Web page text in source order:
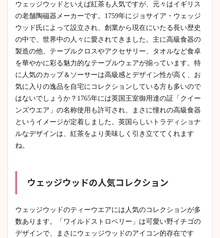
ウェッジウッドといえば紅茶も人気ですが、元々はイギリス
の老舗陶磁器メーカーです。1759年にジョサイア・ウェッジ
ウッド氏によって設立され、創業から現在にいたる長い歴史
の中で、世界中の人々に愛されてきました。主に高級食器の
製造の他、テーブルクロスやアクセサリー、タオルなど食卓
を華やかに彩る魅力的なテーブルウェアが揃っています。特
に人気のカップ＆ソーサーは高級感とデザイン性が高く、お
気に入りの逸品を自宅にコレクションしている方も多いので
はないでしょうか？1765年には英国王室御用達の証「クイー
ンズウエア」の名称使用も許可され、まさに憧れの高級食器
というイメージが定着しました。英国らしいトラディショナ
ルなデザインは、紅茶をより美味しく引き立ててくれます
ね。
ウェッジウッドの人気コレクション
ウェッジウッドのティーウエアには人気のコレクションが多
数あります。「ワイルドストロベリー」は可愛い野イチゴの
デザインで、まさにウェッジウッドのアイコン的存在です